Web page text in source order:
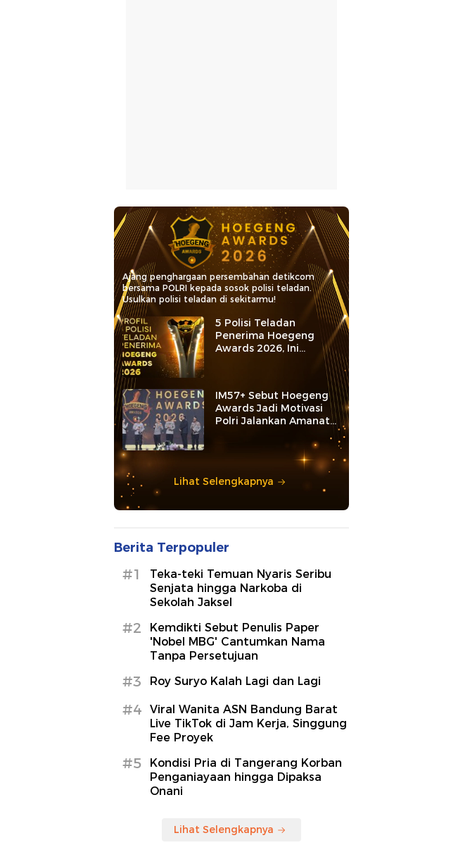
Ajang penghargaan persembahan detikcom
bersama POLRI kepada sosok polisi teladan.
Usulkan polisi teladan di sekitarmu!
5 Polisi Teladan
Penerima Hoegeng
Awards 2026, Ini
Kategori dan Kiprahnya
IM57+ Sebut Hoegeng
Awards Jadi Motivasi
Polri Jalankan Amanat
Lihat Selengkapnya
Berita Terpopuler
#1
Teka-teki Temuan Nyaris Seribu
Senjata hingga Narkoba di
Sekolah Jaksel
#2
Kemdikti Sebut Penulis Paper
'Nobel MBG' Cantumkan Nama
Tanpa Persetujuan
#3 Roy Suryo Kalah Lagi dan Lagi
#4
Viral Wanita ASN Bandung Barat
Live TikTok di Jam Kerja, Singgung
Fee Proyek
#5
Kondisi Pria di Tangerang Korban
Penganiayaan hingga Dipaksa
Onani
Lihat Selengkapnya